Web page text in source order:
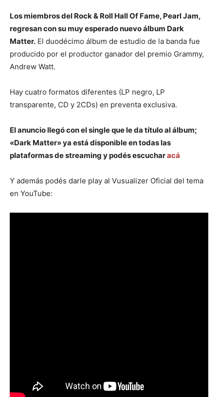
Los miembros del Rock & Roll Hall Of Fame, Pearl Jam,
regresan con su muy esperado nuevo álbum Dark
Matter. El duodécimo álbum de estudio de la banda fue
producido por el productor ganador del premio Grammy,
Andrew Watt.
Hay cuatro formatos diferentes (LP negro, LP
transparente, CD y 2CDs) en preventa exclusiva.
El anuncio llegó con el single que le da título al álbum;
«Dark Matter» ya está disponible en todas las
plataformas de streaming y podés escucharacá
Y además podés darle play al Vusualizer Oficial del tema
en YouTube: